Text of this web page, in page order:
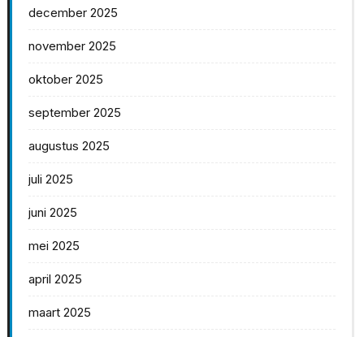
december 2025
november 2025
oktober 2025
september 2025
augustus 2025
juli 2025
juni 2025
mei 2025
april 2025
maart 2025